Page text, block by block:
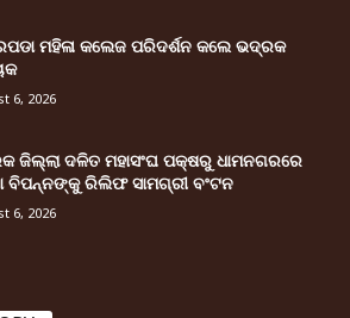
ମହିଳା କଲେଜ ପରିଦର୍ଶନ କଲେ ଭଦ୍ରକ
6, 2026
ଜିଲ୍ଲା ଦଳିତ ମହାସଂଘ ପକ୍ଷରୁ ଧାମନଗରରେ
ବିପନ୍ନଙ୍କୁ ରିଲିଫ ସାମଗ୍ରୀ ବଂଟନ
6, 2026